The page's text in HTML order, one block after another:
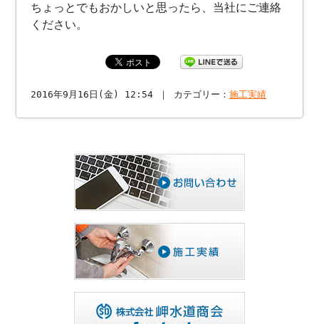
ちょっとでもおかしいと思ったら、当社にご連絡
ください。
2016年9月16日(金) 12:54 ｜ カテゴリー：施工実績